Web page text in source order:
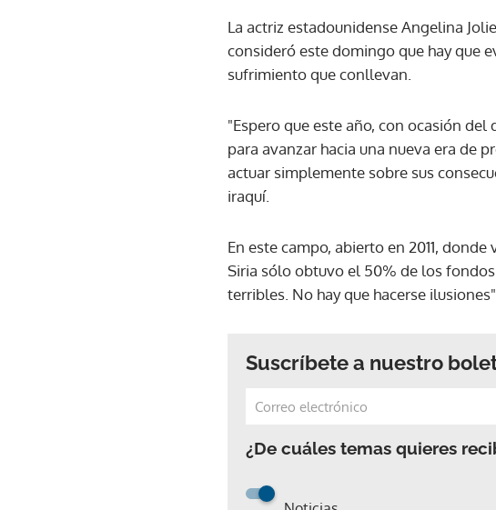
La actriz estadounidense Angelina
consideró este domingo que hay que
sufrimiento que conllevan.
"Espero que este año, con ocasión
para avanzar hacia una nueva era de
actuar simplemente sobre sus
iraquí.
En este campo, abierto en 2011,
Siria sólo obtuvo el 50% de los
terribles. No hay que hacerse
Suscríbete a nuestro
¿De cuáles temas quieres